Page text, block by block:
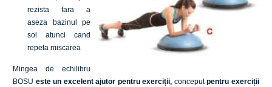
rezista fara a
aseza bazinul pe
sol atunci cand
repeta miscarea
Mingea de echilibru
BOSU este un excelent ajutor pentru exerciții, conceputpentru exerciții